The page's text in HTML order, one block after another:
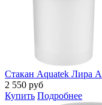
Стакан Aquatek Лира
2 550 руб
Купить Подробнее